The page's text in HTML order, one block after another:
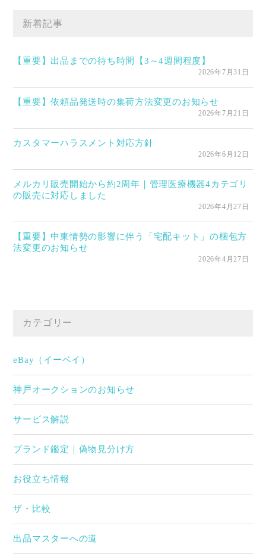
新着記事
【重要】出品までの待ち時間【3～4週間程度】
2026年7月31日
【重要】依頼品発送時の集荷方法変更のお知らせ
2026年7月21日
カスタマーハラスメント対応方針
2026年6月12日
メルカリ販売開始から約2周年｜管理医療機器4カテゴリ
の販売に対応しました
2026年4月27日
【重要】中東情勢の影響に伴う「宅配キット」の梱包方
法変更のお知らせ
2026年4月27日
カテゴリー
eBay（イーベイ）
神戸オークションのお知らせ
サービス解説
ブランド鑑定｜偽物見分け方
お役立ち情報
ザ・比較
出品マスターへの道